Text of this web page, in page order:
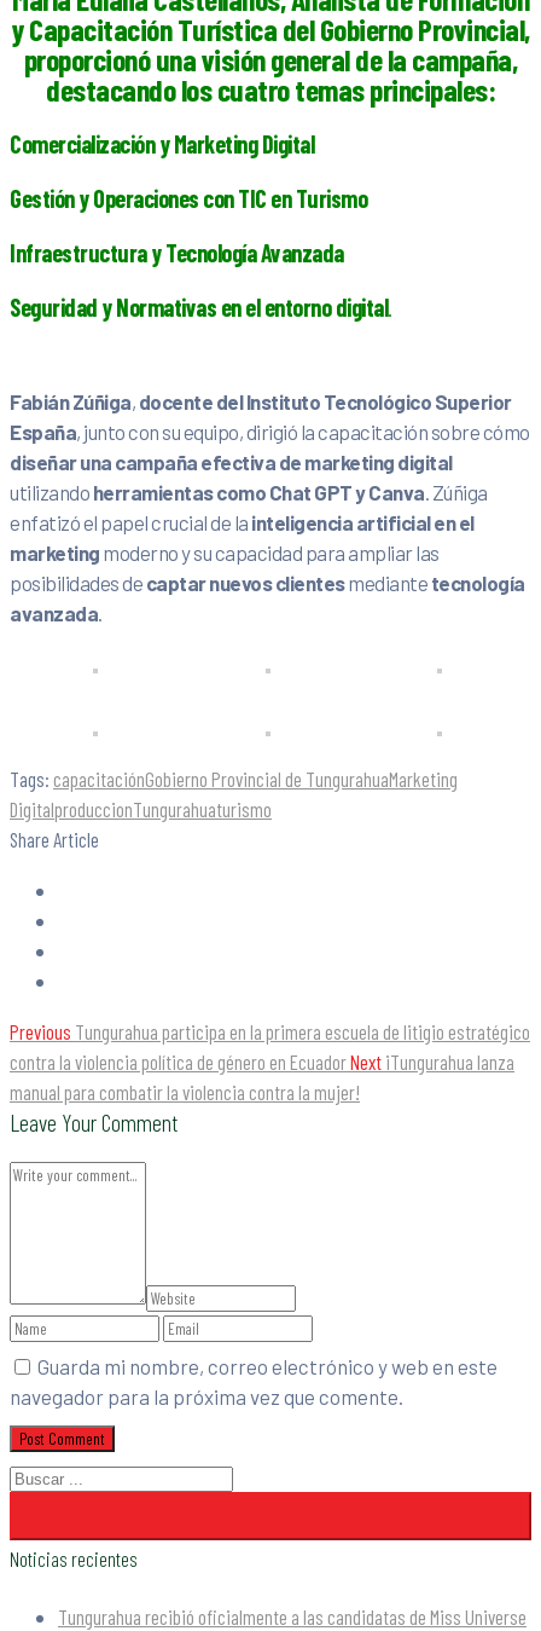
y Capacitación Turística del Gobierno Provincial,
proporcionó una visión general de la campaña,
destacando los cuatro temas principales:
Comercialización y Marketing Digital
Gestión y Operaciones con TIC en Turismo
Infraestructura y Tecnología Avanzada
Seguridad y Normativas en el entorno digital.
Fabián Zúñiga, docente del Instituto Tecnológico Superior
España, junto con su equipo, dirigió la capacitación sobre cómo
diseñar una campaña efectiva de marketing digital
utilizando herramientas como Chat GPT y Canva . Zúñiga
enfatizó el papel crucial de la inteligencia artificial en el
marketing moderno y su capacidad para ampliar las
posibilidades de captar nuevos clientesmediante tecnología
avanzada
Tags: capacitaciónGobierno Provincial de TungurahuaMarketing
DigitalproduccionTungurahuaturismo
Share Article
Previous Tungurahua participa en la primera escuela de litigio estratégico
contra la violencia política de género en EcuadorNext ¡Tungurahua lanza
manual para combatir la violencia contra la mujer!
Leave Your Comment
Guarda mi nombre, correo electrónico y web en este
navegador para la próxima vez que comente.
Noticias recientes
Tungurahua recibió oficialmente a las candidatas de Miss Universe